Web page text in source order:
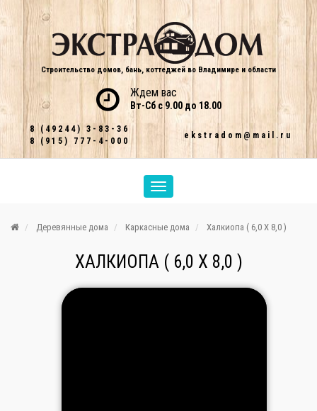
Строительство домов, бань, коттеджей во Владимире и области
Ждем вас
Вт-Сб с 9.00 до 18.00
8 (49244) 3-83-36
8 (915) 777-4-000
ekstradom@mail.ru
Деревянные дома Каркасные дома Халкиопа ( 6,0 Х 8,0 )
ХАЛКИОПА ( 6,0 Х 8,0 )